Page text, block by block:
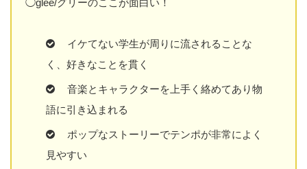
◯glee/グリーのここが面白い！
イケてない学生が周りに流されることな
く、好きなことを貫く
音楽とキャラクターを上手く絡めてあり物
語に引き込まれる
ポップなストーリーでテンポが非常によく
見やすい